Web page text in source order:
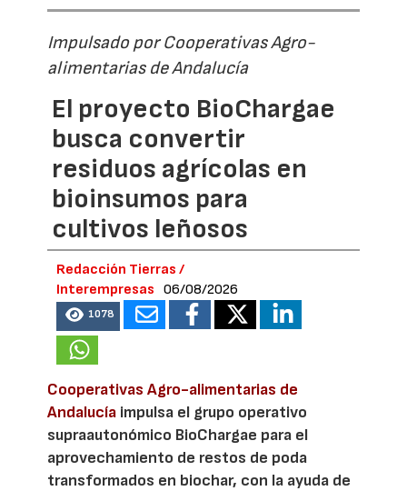
Impulsado por Cooperativas Agro-
alimentarias de Andalucía
El proyecto BioChargae
busca convertir
residuos agrícolas en
bioinsumos para
cultivos leñosos
Redacción Tierras /
Interempresas
06/08/2026
1078
Cooperativas Agro-alimentarias de
Andalucía impulsa el grupo operativo
supraautonómico BioChargae para el
aprovechamiento de restos de poda
transformados en biochar, con la ayuda de